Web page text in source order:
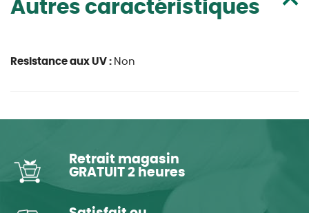
Autres caractéristiques
Resistance aux UV : Non
Retrait magasin
GRATUIT 2 heures